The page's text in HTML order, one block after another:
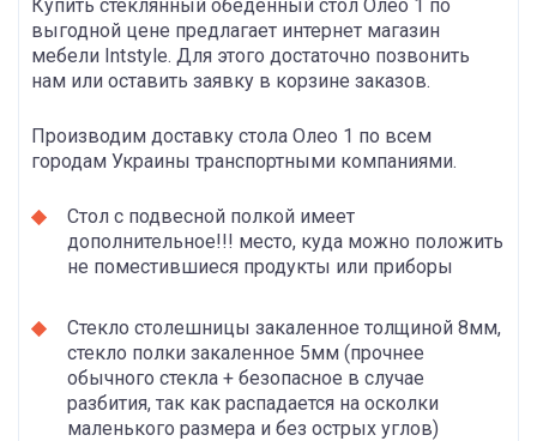
Купить стеклянный обеденный стол Олео 1 по
выгодной цене предлагает интернет магазин
мебели Intstyle. Для этого достаточно позвонить
нам или оставить заявку в корзине заказов.
Производим доставку стола Олео 1 по всем
городам Украины транспортными компаниями.
Стол с подвесной полкой имеет
дополнительное!!! место, куда можно положить
не поместившиеся продукты или приборы
Стекло столешницы закаленное толщиной 8мм,
стекло полки закаленное 5мм (прочнее
обычного стекла + безопасное в случае
разбития, так как распадается на осколки
маленького размера и без острых углов)